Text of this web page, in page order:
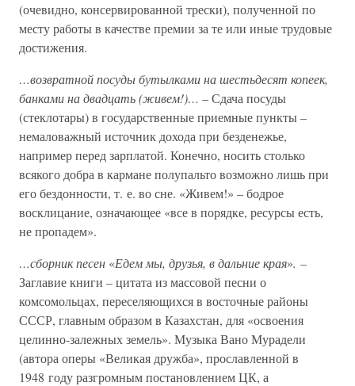
(очевидно, консервированной трески), полученной по
месту работы в качестве премии за те или иные трудовые
достижения.
…возвратной посуды бутылками на шестьдесят копеек,
банками на двадцать (живем!)… – Сдача посуды
(стеклотары) в государственные приемные пункты –
немаловажный источник дохода при безденежье,
например перед зарплатой. Конечно, носить столько
всякого добра в кармане полупальто возможно лишь при
его бездонности, т. е. во сне. «Живем!» – бодрое
восклицание, означающее «все в порядке, ресурсы есть,
не пропадем».
…сборник песен «Едем мы, друзья, в дальние края». –
Заглавие книги – цитата из массовой песни о
комсомольцах, переселяющихся в восточные районы
СССР, главным образом в Казахстан, для «освоения
целинно-залежных земель». Музыка Вано Мурадели
(автора оперы «Великая дружба», прославленной в
1948 году разгромным постановлением ЦК, а